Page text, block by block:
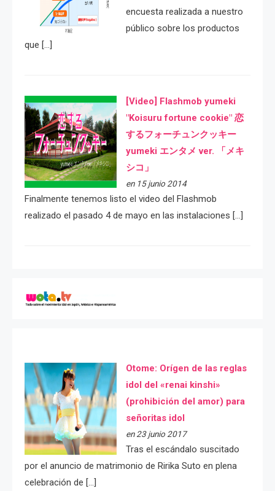
encuesta realizada a nuestro
público sobre los productos
que […]
[Video] Flashmob yumeki
"Koisuru fortune cookie" 恋
するフォーチュンクッキー
yumeki エンタメ ver. 「メキ
シコ」
en 15 junio 2014
Finalmente tenemos listo el video del Flashmob
realizado el pasado 4 de mayo en las instalaciones […]
Otome: Orígen de las reglas
idol del «renai kinshi»
(prohibición del amor) para
señoritas idol
en 23 junio 2017
Tras el escándalo suscitado
por el anuncio de matrimonio de Ririka Suto en plena
celebración de […]